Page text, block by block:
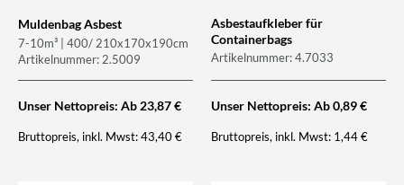
Muldenbag Asbest
7-10m³ | 400/ 210x170x190cm
Artikelnummer: 2.5009
Unser Nettopreis: Ab 23,87€
Bruttopreis, inkl. Mwst:43,40€
Asbestaufkleber für
Containerbags
Artikelnummer: 4.7033
Unser Nettopreis: Ab0,89€
Bruttopreis, inkl. Mwst: 1,44€